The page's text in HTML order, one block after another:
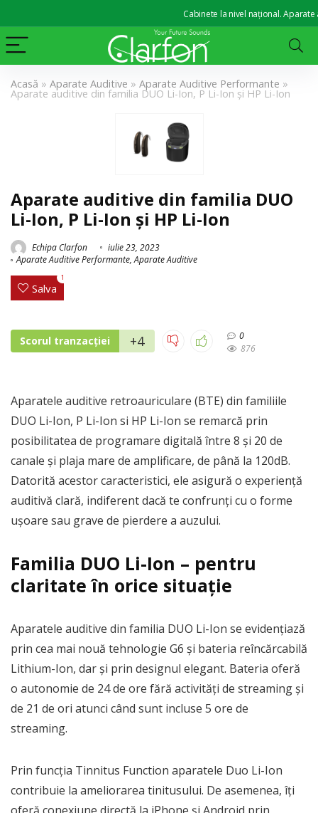
Cabinete la nivel național. Aparate
Acasă » Aparate Auditive » Aparate Auditive Performante »
Aparate auditive din familia DUO Li-Ion, P Li-Ion și HP Li-Ion
Aparate auditive din familia DUO
Li-Ion, P Li-Ion și HP Li-Ion
Echipa Clarfon
iulie 23, 2023
Aparate Auditive Performante,Aparate Auditive
Salva
1
Scorul tranzacției +4
0
876
Aparatele auditive retroauriculare (BTE) din familiile
DUO Li-Ion, P Li-Ion si HP Li-Ion se remarcă prin
posibilitatea de programare digitală între 8 și 20 de
canale și plaja mare de amplificare, de până la 120dB.
Datorită acestor caracteristici, ele asigură o experiență
auditivă clară, indiferent dacă te confrunți cu o forme
ușoare sau grave de pierdere a auzului.
Familia DUO Li-Ion – pentru
claritate în orice situație
Aparatele auditive din familia DUO Li-Ion se evidențiază
prin cea mai nouă tehnologie G6 și bateria reîncărcabilă
Lithium-Ion, dar și prin designul elegant. Bateria oferă
o autonomie de 24 de ore fără activități de streaming și
de 21 de ori atunci când sunt incluse 5 ore de
streaming.
Prin funcția Tinnitus Function aparatele Duo Li-Ion
contribuie la ameliorarea tinitusului. De asemenea, îți
oferă conexiune directă la iPhone și Android prin